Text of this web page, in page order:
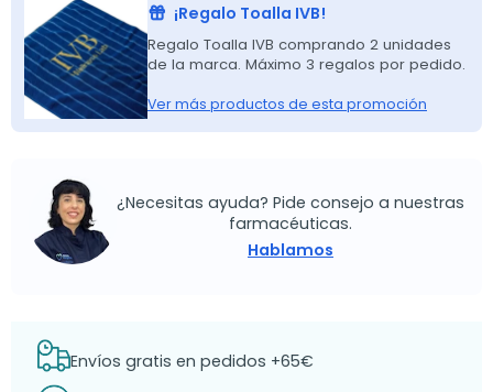
¡Regalo Toalla IVB!
Regalo Toalla IVB comprando 2 unidades
de la marca. Máximo 3 regalos por pedido.
Ver más productos de esta promoción
¿Necesitas ayuda? Pide consejo a nuestras
farmacéuticas.
Hablamos
Envíos gratis en pedidos +65€